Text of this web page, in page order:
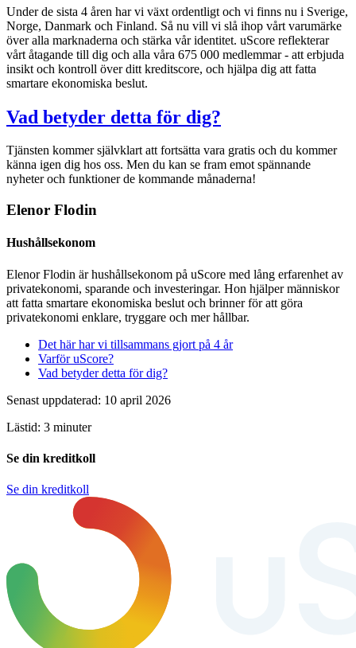
Under de sista 4 åren har vi växt ordentligt och vi finns nu i Sverige,
Norge, Danmark och Finland. Så nu vill vi slå ihop vårt varumärke
över alla marknaderna och stärka vår identitet. uScore reflekterar
vårt åtagande till dig och alla våra 675 000 medlemmar - att erbjuda
insikt och kontroll över ditt kreditscore, och hjälpa dig att fatta
smartare ekonomiska beslut.
Vad betyder detta för dig?
Tjänsten kommer självklart att fortsätta vara gratis och du kommer
känna igen dig hos oss. Men du kan se fram emot spännande
nyheter och funktioner de kommande månaderna!
Elenor Flodin
Hushållsekonom
Elenor Flodin är hushållsekonom på uScore med lång erfarenhet av
privatekonomi, sparande och investeringar. Hon hjälper människor
att fatta smartare ekonomiska beslut och brinner för att göra
privatekonomi enklare, tryggare och mer hållbar.
Det här har vi tillsammans gjort på 4 år
Varför uScore?
Vad betyder detta för dig?
Senast uppdaterad: 10 april 2026
Lästid: 3 minuter
Se din kreditkoll
Se din kreditkoll